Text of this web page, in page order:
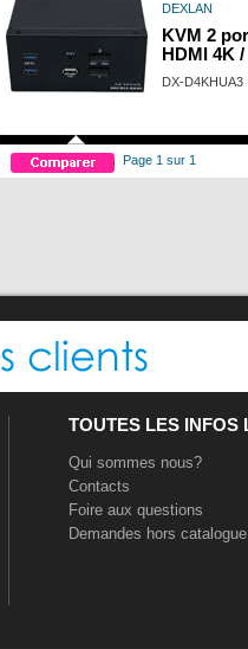
DEXLAN
KVM 2
HDMI 4K
DX-D4KHUA3
Page 1 sur 1
TOUTES LES INFOS
Qui sommes nous?
Contacts
Foire aux questions
Demandes hors catalogue